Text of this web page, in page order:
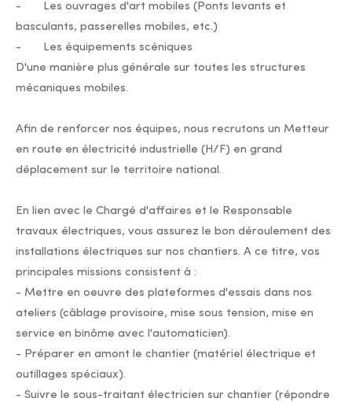
- Les ouvrages d'art mobiles (Ponts levants et
basculants, passerelles mobiles, etc.)
- Les équipements scéniques
D'une manière plus générale sur toutes les structures
mécaniques mobiles.
Afin de renforcer nos équipes, nous recrutons un Metteur
en route en électricité industrielle (H/F) en grand
déplacement sur le territoire national.
En lien avec le Chargé d'affaires et le Responsable
travaux électriques, vous assurez le bon déroulement des
installations électriques sur nos chantiers. A ce titre, vos
principales missions consistent à :
- Mettre en oeuvre des plateformes d'essais dans nos
ateliers (câblage provisoire, mise sous tension, mise en
service en binôme avec l'automaticien).
- Préparer en amont le chantier (matériel électrique et
outillages spéciaux).
- Suivre le sous-traitant électricien sur chantier (répondre